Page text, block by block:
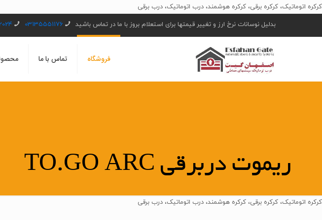
کرکره اتوماتیک، کرکره برقی، کرکره هوشمند، درب اتوماتیک، درب برقی
بدلیل نوسانات نرخ ارز و تغییر قیمتها برای استعلام بروز با ما در تماس باشید
03135551176
فروشگاه تماس با ما
ریموت دربرقی TO.GO ARC
کرکره اتوماتیک، کرکره برقی، کرکره هوشمند، درب اتوماتیک، درب برقی